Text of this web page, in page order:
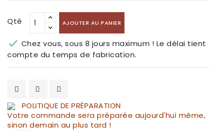
Qté AJOUTER AU PANIER
 Chez vous, sous 8 jours maximum ! Le délai tient
compte du temps de fabrication.
POLITIQUE DE PRÉPARATION
Votre commande sera préparée aujourd'hui même,
sinon demain au plus tard !